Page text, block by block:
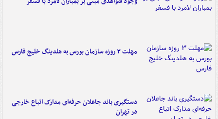
مهلت ۳ روزه سازمان بورس به هلدینگ خلیج فارس
دستگیری باند جاعلان حرفه‌ای مدارک اتباع خارجی
در تهران